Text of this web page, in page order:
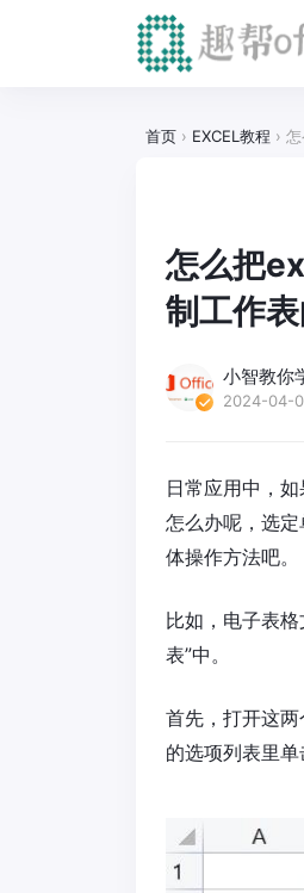
首页 › EXCEL教程 ›
怎么把
制工作
小智教你
2024-04-
日常应用中，
怎么办呢，选
体操作方法吧。
比如，电子表
表”中。
首先，打开这两
的选项列表里单